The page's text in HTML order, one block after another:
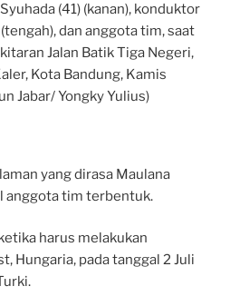
(41) (kanan), konduktor
dan anggota tim, saat
Jalan Batik Tiga Negeri,
Kota Bandung, Kamis
Jabar/ Yongky Yulius)
yang dirasa Maulana
anggota tim terbentuk.
harus melakukan
Hungaria, pada tanggal 2 Juli